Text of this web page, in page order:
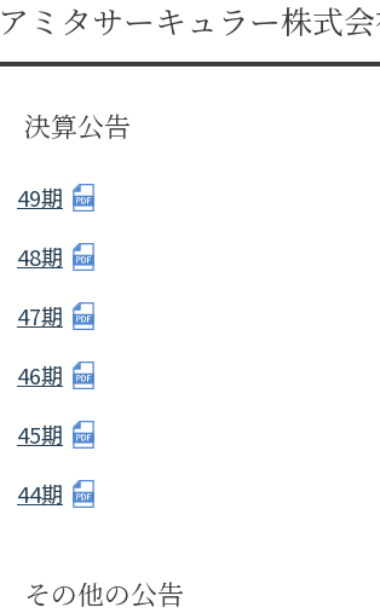
アミタサーキュラー株式
決算公告
49期
48期
47期
46期
45期
44期
その他の公告